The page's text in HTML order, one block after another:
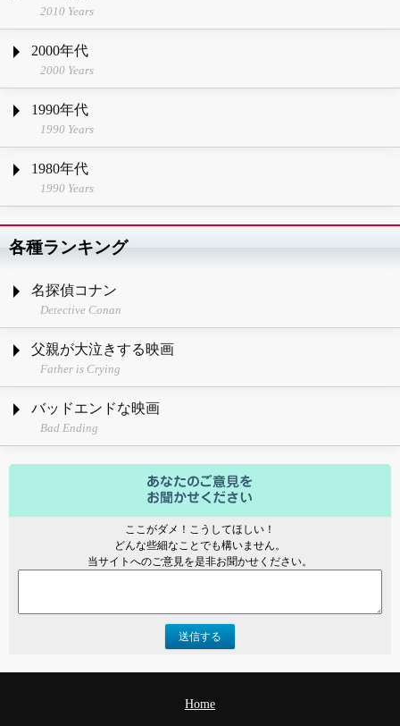
2010 Years
2000年代
2000 Years
1990年代
1990 Years
1980年代
1990 Years
各種ランキング
名探偵コナン
Detective Conan
父親が大泣きする映画
Father is Crying
バッドエンドな映画
Bad Ending
ここがダメ！こうしてほしい！
どんな些細なことでも構いません。
当サイトへのご意見を是非お聞かせください。
送信する
Home